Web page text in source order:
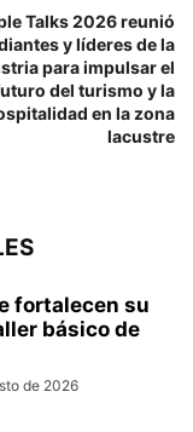
Talks 2026 reunió
y líderes de la
para impulsar el
del turismo y la
en la zona
lacustre
fortalecen su
básico de
de 2026